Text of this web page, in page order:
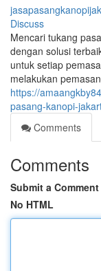
Discuss
Mencari tukang
dengan solusi
untuk setiap
melakukan
https://
pasang-kanopi-
Comments
Comments
Submit a Comment
No HTML